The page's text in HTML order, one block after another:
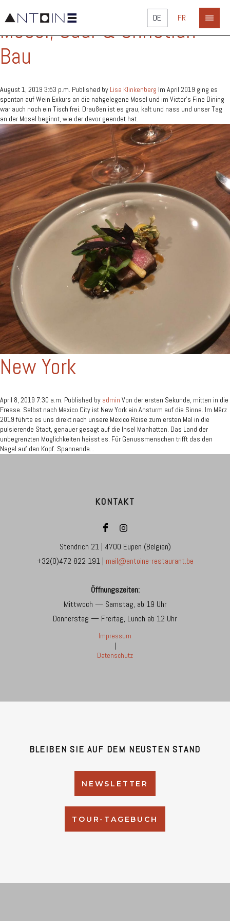
Antoine
DE FR
Mosel, Saar & Christian
Bau
August 1, 2019 3:53 p.m. Published by Lisa Klinkenberg Im April 2019 ging es
spontan auf Wein Exkurs an die nahgelegene Mosel und im Victor’s Fine Dining
war auch noch ein Tisch frei. Draußen ist es grau, kalt und nass und unser Tag
an der Mosel beginnt, wie der davor geendet hat.
New York
April 8, 2019 7:30 a.m. Published by admin Von der ersten Sekunde, mitten in die
Fresse. Selbst nach Mexico City ist New York ein Ansturm auf die Sinne. Im März
2019 führte es uns direkt nach unsere Mexico Reise zum ersten Mal in die
pulsierende Stadt, genauer gesagt auf die Insel Manhattan. Das Land der
unbegrenzten Möglichkeiten heisst es. Für Genussmenschen trifft das den
Nagel auf den Kopf. Spannende...
KONTAKT
Stendrich 21 | 4700 Eupen (Belgien)
+32(0)472 822 191 | mail@antoine-restaurant.be
Öffnungszeiten:
Mittwoch — Samstag, ab 19 Uhr
Donnerstag — Freitag, Lunch ab 12 Uhr
Impressum
|
Datenschutz
BLEIBEN SIE AUF DEM NEUSTEN STAND
NEWSLETTER
TOUR-TAGEBUCH